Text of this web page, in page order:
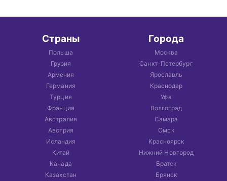
Страны
Польша
Грузия
Армения
Германия
Турция
Франция
Австралия
Австрия
Исландия
Китай
Канада
Казахстан
Города
Москва
Санкт-Петербург
Ярославль
Краснодар
Уфа
Волгоград
Самара
Омск
Красноярск
Нижний Новгород
Братск
Брянск